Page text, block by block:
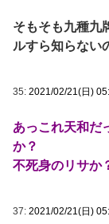
そもそも九種九
ルすら知らない
35: 2021/02/21(日)
あっこれ天和だ
か？
不死身のリサか
37: 2021/02/21(日)